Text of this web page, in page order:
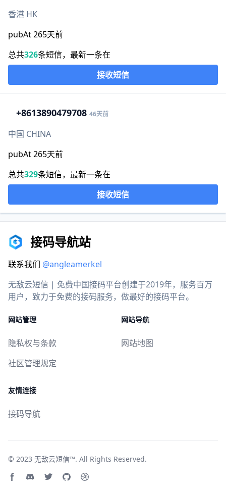
香港 HK
pubAt 265天前
总共326条短信，最新一条在
接收短信
+8613890479708 46天前
中国 CHINA
pubAt 265天前
总共329条短信，最新一条在
接收短信
接码导航站
联系我们 @angleamerkel
无敌云短信 | 免费中国接码平台创建于2019年，服务百万
用户，致力于免费的接码服务，做最好的接码平台。
网站管理
隐私权与条款
社区管理规定
网站导航
网站地图
友情连接
接码导航
© 2023 无敌云短信™. All Rights Reserved.